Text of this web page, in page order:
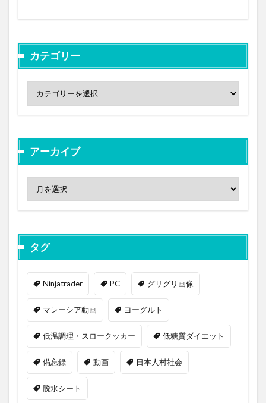
カテゴリー
アーカイブ
タグ
Ninjatrader PC グリグリ画像
マレーシア動画 ヨーグルト
低温調理・スロークッカー 低糖質ダイエット
備忘録 動画 日本人村社会
脱水シート